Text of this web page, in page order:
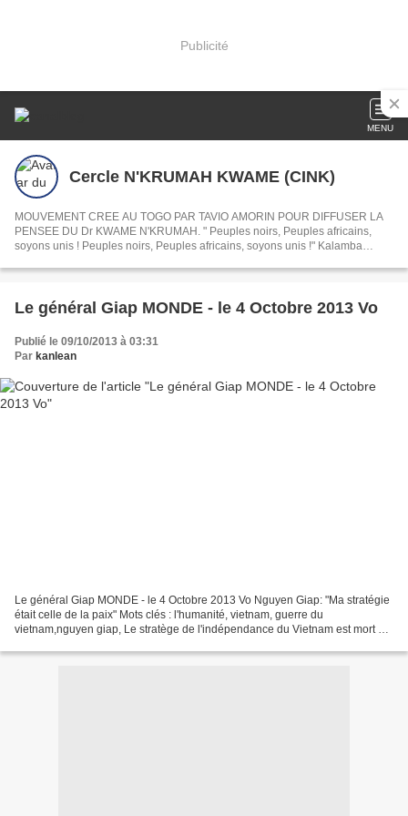
Publicité
MENU
Cercle N'KRUMAH KWAME (CINK)
MOUVEMENT CREE AU TOGO PAR TAVIO AMORIN POUR DIFFUSER LA
PENSEE DU Dr KWAME N'KRUMAH. " Peuples noirs, Peuples africains,
soyons unis ! Peuples noirs, Peuples africains, soyons unis !" Kalamba
Le général Giap MONDE - le 4 Octobre 2013 Vo
Publié le 09/10/2013 à 03:31
Par kanlean
Le général Giap MONDE - le 4 Octobre 2013 Vo Nguyen Giap: "Ma stratégie
était celle de la paix" Mots clés : l'humanité, vietnam, guerre du
vietnam,nguyen giap, Le stratège de l'indépendance du Vietnam est mort ce